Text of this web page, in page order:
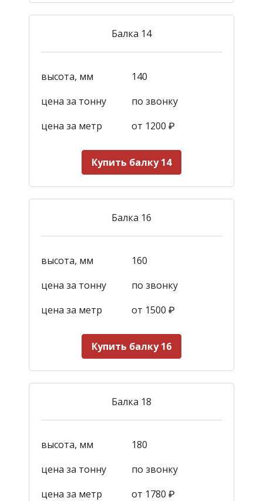
Балка 14
высота, мм
140
цена за тонну
по звонку
цена за метр
от 1200 ₽
Купить балку 14
Балка 16
высота, мм
160
цена за тонну
по звонку
цена за метр
от 1500 ₽
Купить балку 16
Балка 18
высота, мм
180
цена за тонну
по звонку
цена за метр
от 1780 ₽